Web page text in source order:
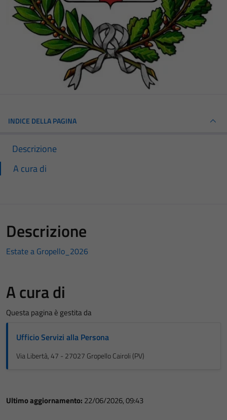
INDICE DELLA PAGINA
Descrizione
A cura di
Descrizione
Estate a Gropello_2026
A cura di
Questa pagina è gestita da
Ufficio Servizi alla Persona
Via Libertà, 47 - 27027 Gropello Cairoli (PV)
Ultimo aggiornamento: 22/06/2026, 09:43